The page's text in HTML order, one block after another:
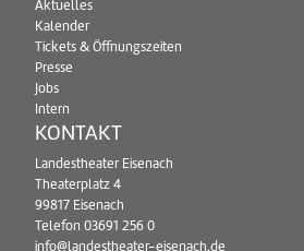
Aktuelles
Kalender
Tickets & Öffnungszeiten
Presse
Jobs
Intern
KONTAKT
Landestheater Eisenach
Theaterplatz 4
99817 Eisenach
Telefon 03691 256 0
info@landestheater-eisenach.de